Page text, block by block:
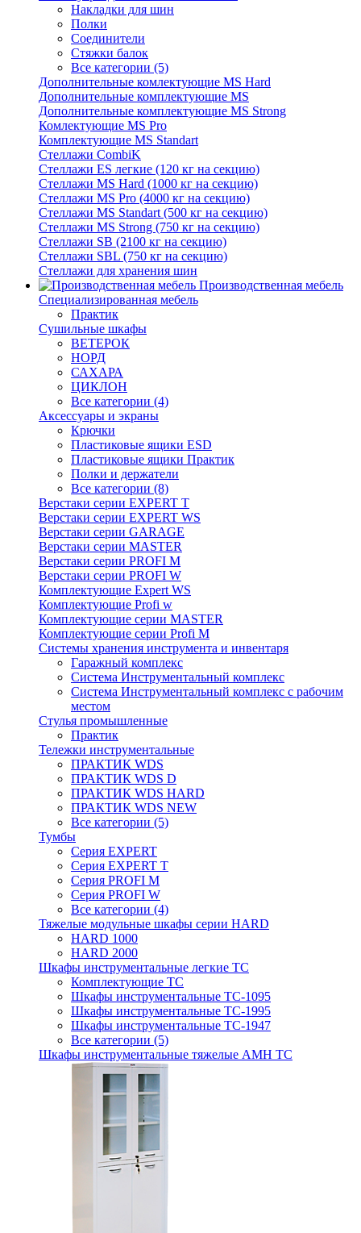
Накладки для шин
Полки
Соединители
Стяжки балок
Все категории (5)
Дополнительные комлектующие MS Hard
Дополнительные комплектующие MS
Дополнительные комплектующие MS Strong
Комлектующие MS Pro
Комплектующие MS Standart
Стеллажи CombiK
Стеллажи ES легкие (120 кг на секцию)
Стеллажи MS Hard (1000 кг на секцию)
Стеллажи MS Pro (4000 кг на секцию)
Стеллажи MS Standart (500 кг на секцию)
Стеллажи MS Strong (750 кг на секцию)
Стеллажи SB (2100 кг на секцию)
Стеллажи SBL (750 кг на секцию)
Стеллажи для хранения шин
Производственная мебель
Cпециализированная мебель
Практик
Cушильные шкафы
ВЕТЕРОК
НОРД
САХАРА
ЦИКЛОН
Все категории (4)
Аксессуары и экраны
Крючки
Пластиковые ящики ESD
Пластиковые ящики Практик
Полки и держатели
Все категории (8)
Верстаки серии EXPERT T
Верстаки серии EXPERT WS
Верстаки серии GARAGE
Верстаки серии MASTER
Верстаки серии PROFI M
Верстаки серии PROFI W
Комплектующие Expert WS
Комплектующие Profi w
Комплектующие серии MASTER
Комплектующие серии Profi M
Системы хранения инструмента и инвентаря
Гаражный комплекс
Система Инструментальный комплекс
Система Инструментальный комплекс с рабочим
местом
Стулья промышленные
Практик
Тележки инструментальные
ПРАКТИК WDS
ПРАКТИК WDS D
ПРАКТИК WDS HARD
ПРАКТИК WDS NEW
Все категории (5)
Тумбы
Серия EXPERT
Серия EXPERT T
Серия PROFI M
Серия PROFI W
Все категории (4)
Тяжелые модульные шкафы серии HARD
HARD 1000
HARD 2000
Шкафы инструментальные легкие ТС
Комплектующие ТС
Шкафы инструментальные TC-1095
Шкафы инструментальные TC-1995
Шкафы инструментальные ТС-1947
Все категории (5)
Шкафы инструментальные тяжелые AMH TC